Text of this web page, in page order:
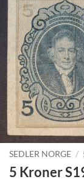
SEDLER NORGE /
5 Kroner